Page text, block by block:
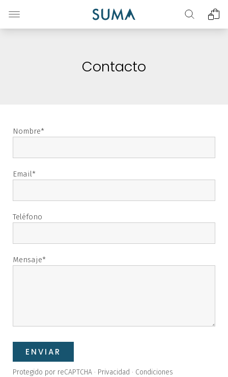
Contacto
Nombre
Email
Teléfono
Mensaje
ENVIAR
Protegido por reCAPTCHA · Privacidad · Condiciones